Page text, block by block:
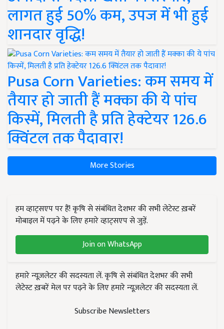
लागत हुई 50% कम, उपज में भी हुई
शानदार वृद्धि!
Pusa Corn Varieties: कम समय में
तैयार हो जाती हैं मक्का की ये पांच
किस्में, मिलती है प्रति हेक्टेयर 126.6
क्विंटल तक पैदावार!
More Stories
हम व्हाट्सएप पर हैं! कृषि से संबंधित देशभर की सभी लेटेस्ट ख़बरें
मोबाइल में पढ़ने के लिए हमारे व्हाट्सएप से जुड़ें.
Join on WhatsApp
हमारे न्यूज़लेटर की सदस्यता लें. कृषि से संबंधित देशभर की सभी
लेटेस्ट ख़बरें मेल पर पढ़ने के लिए हमारे न्यूज़लेटर की सदस्यता लें.
Subscribe Newsletters